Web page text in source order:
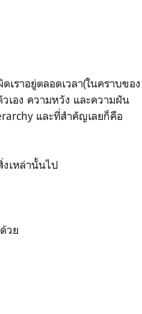
เราอยู่ตลอดเวลา(ในคราบของ
เอง ความหวัง และความฝัน
และที่สำคัญเลยก็คือ
เหล่านั้นไป
วย